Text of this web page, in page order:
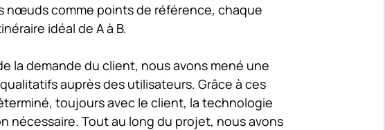
nœuds comme points de référence, chaque
idéal de A à B.
la demande du client, nous avons mené une
auprès des utilisateurs. Grâce à ces
toujours avec le client, la technologie
nécessaire. Tout au long du projet, nous avons